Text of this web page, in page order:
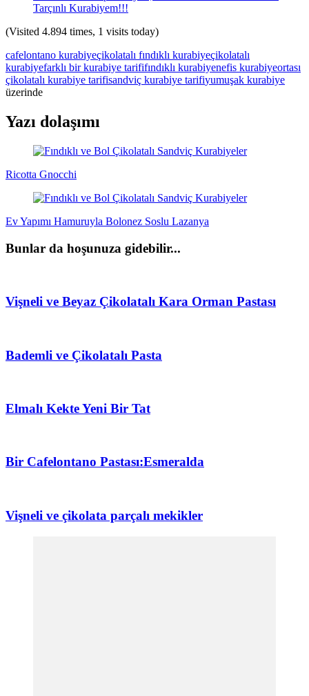
Tarçınlı Kurabiyem!!!
(Visited 4.894 times, 1 visits today)
cafelontano kurabiyeçikolatalı fındıklı kurabiyeçikolatalı
kurabiyefarklı bir kurabiye tarififındıklı kurabiyenefis kurabiyeortası
çikolatalı kurabiye tarifisandviç kurabiye tarifiyumuşak kurabiye
üzerinde
Yazı dolaşımı
Ricotta Gnocchi
Ev Yapımı Hamuruyla Bolonez Soslu Lazanya
Bunlar da hoşunuza gidebilir...
Vişneli ve Beyaz Çikolatalı Kara Orman Pastası
Bademli ve Çikolatalı Pasta
Elmalı Kekte Yeni Bir Tat
Bir Cafelontano Pastası:Esmeralda
Vişneli ve çikolata parçalı mekikler